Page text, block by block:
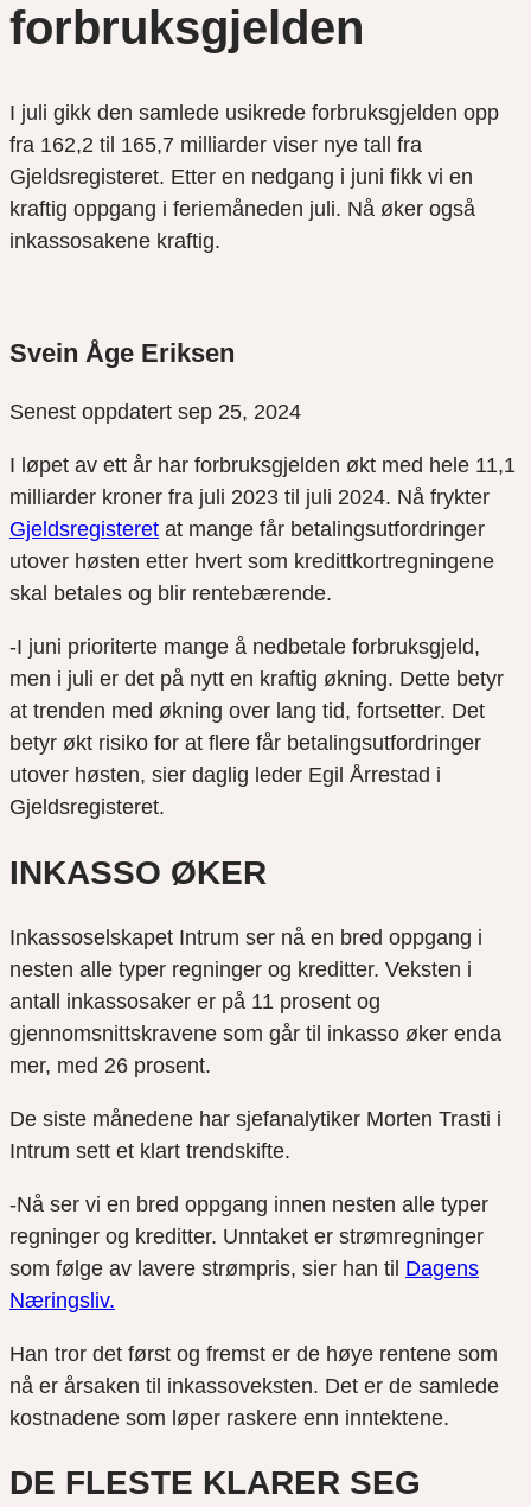
forbruksgjelden
I juli gikk den samlede usikrede forbruksgjelden opp
fra 162,2 til 165,7 milliarder viser nye tall fra
Gjeldsregisteret. Etter en nedgang i juni fikk vi en
kraftig oppgang i feriemåneden juli. Nå øker også
inkassosakene kraftig.
Svein Åge Eriksen
Senest oppdatert sep 25, 2024
I løpet av ett år har forbruksgjelden økt med hele 11,1
milliarder kroner fra juli 2023 til juli 2024. Nå frykter
Gjeldsregisteret at mange får betalingsutfordringer
utover høsten etter hvert som kredittkortregningene
skal betales og blir rentebærende.
-I juni prioriterte mange å nedbetale forbruksgjeld,
men i juli er det på nytt en kraftig økning. Dette betyr
at trenden med økning over lang tid, fortsetter. Det
betyr økt risiko for at flere får betalingsutfordringer
utover høsten, sier daglig leder Egil Årrestad i
Gjeldsregisteret.
INKASSO ØKER
Inkassoselskapet Intrum ser nå en bred oppgang i
nesten alle typer regninger og kreditter. Veksten i
antall inkassosaker er på 11 prosent og
gjennomsnittskravene som går til inkasso øker enda
mer, med 26 prosent.
De siste månedene har sjefanalytiker Morten Trasti i
Intrum sett et klart trendskifte.
-Nå ser vi en bred oppgang innen nesten alle typer
regninger og kreditter. Unntaket er strømregninger
som følge av lavere strømpris, sier han til Dagens
Næringsliv.
Han tror det først og fremst er de høye rentene som
nå er årsaken til inkassoveksten. Det er de samlede
kostnadene som løper raskere enn inntektene.
DE FLESTE KLARER SEG